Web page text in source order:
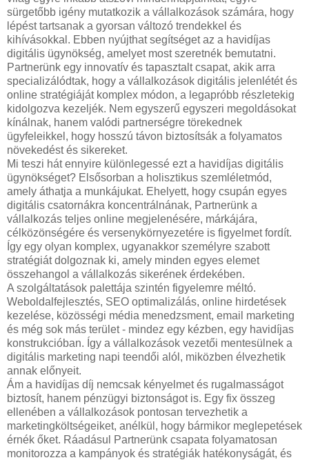
sürgetőbb igény mutatkozik a vállalkozások számára, hogy
lépést tartsanak a gyorsan változó trendekkel és
kihívásokkal. Ebben nyújthat segítséget az a havidíjas
digitális ügynökség, amelyet most szeretnék bemutatni.
Partnerünk egy innovatív és tapasztalt csapat, akik arra
specializálódtak, hogy a vállalkozások digitális jelenlétét és
online stratégiáját komplex módon, a legapróbb részletekig
kidolgozva kezeljék. Nem egyszerű egyszeri megoldásokat
kínálnak, hanem valódi partnerségre törekednek
ügyfeleikkel, hogy hosszú távon biztosítsák a folyamatos
növekedést és sikereket.
Mi teszi hát ennyire különlegessé ezt a havidíjas digitális
ügynökséget? Elsősorban a holisztikus szemléletmód,
amely áthatja a munkájukat. Ehelyett, hogy csupán egyes
digitális csatornákra koncentrálnának, Partnerünk a
vállalkozás teljes online megjelenésére, márkájára,
célközönségére és versenykörnyezetére is figyelmet fordít.
Így egy olyan komplex, ugyanakkor személyre szabott
stratégiát dolgoznak ki, amely minden egyes elemet
összehangol a vállalkozás sikerének érdekében.
A szolgáltatások palettája szintén figyelemre méltó.
Weboldalfejlesztés, SEO optimalizálás, online hirdetések
kezelése, közösségi média menedzsment, email marketing
és még sok más terület - mindez egy kézben, egy havidíjas
konstrukcióban. Így a vállalkozások vezetői mentesülnek a
digitális marketing napi teendői alól, miközben élvezhetik
annak előnyeit.
Ám a havidíjas díj nemcsak kényelmet és rugalmasságot
biztosít, hanem pénzügyi biztonságot is. Egy fix összeg
ellenében a vállalkozások pontosan tervezhetik a
marketingköltségeiket, anélkül, hogy bármikor meglepetések
érnék őket. Ráadásul Partnerünk csapata folyamatosan
monitorozza a kampányok és stratégiák hatékonyságát, és